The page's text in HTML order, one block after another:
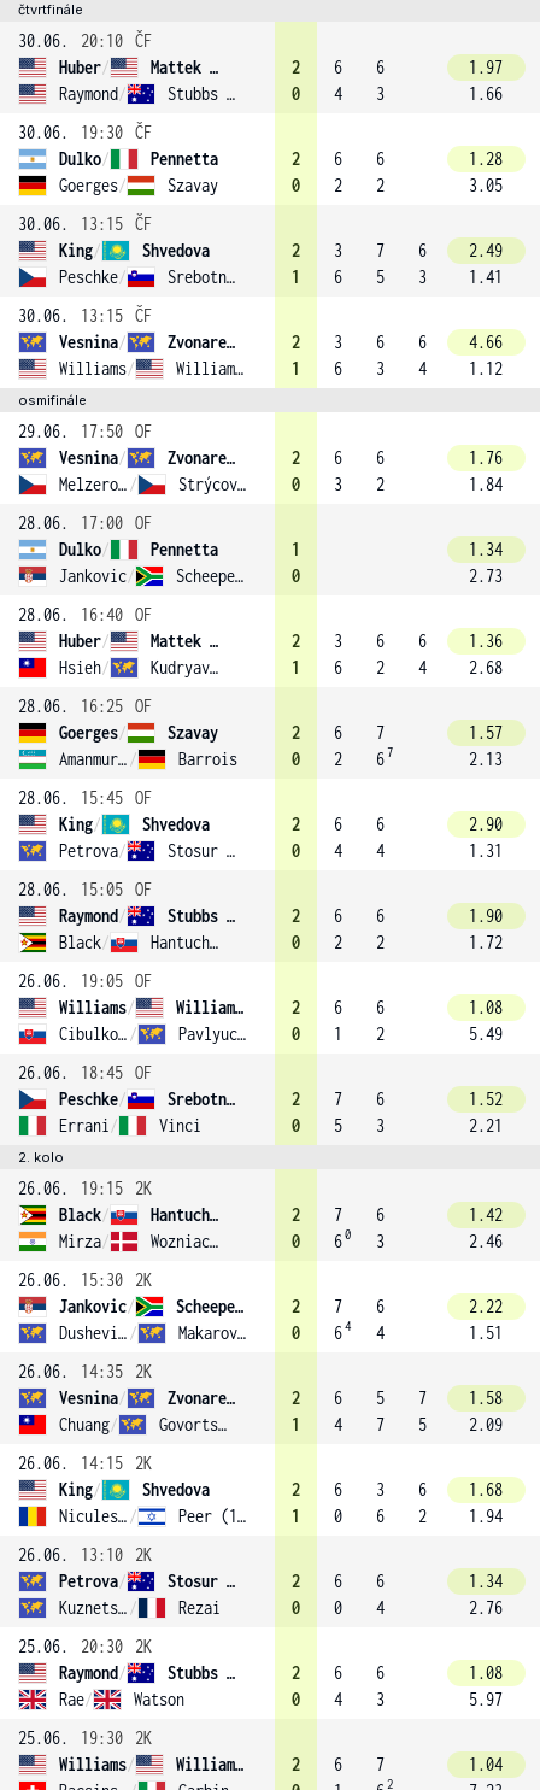
čtvrtfinále
30.06. 20:10 ČF
Huber/
Mattek (5)
Raymond/ Stubbs (7)
2
0
6
4
6
3
1.97
1.66
30.06.
19:30 ČF
Dulko/
Pennetta
Goerges/ Szavay
2
0
6
2
6
2
1.28
3.05
30.06.
13:15 ČF
King/
Shvedova
Peschke/ Srebotnik (6)
2
1
3
6
7
5
6
3
2.49
1.41
30.06.
13:15 ČF
Vesnina/
Zvonareva
Williams/ Williams (1)
2
1
3
6
6
3
6
4
4.66
1.12
osmifinále
29.06. 17:50 OF
Vesnina/
Zvonareva
Melzerová / Strýcová (12)
2
0
6
3
6
2
1.76
1.84
28.06.
17:00 OF
Dulko/
Pennetta
Jankovic/ Scheepers
1
0
1.34
2.73
28.06.
16:40 OF
Huber/
Mattek (5)
Hsieh/ Kudryavtseva (16)
2
1
3
6
6
2
6
4
1.36
2.68
28.06.
16:25 OF
Goerges/
Szavay
Amanmuradova / Barrois
2
0
6
2
7
67
1.57
2.13
28.06.
15:45 OF
King/
Shvedova
Petrova/ Stosur (3)
2
0
6
4
6
4
2.90
1.31
28.06.
15:05 OF
Raymond/
Stubbs (7)
Black/ Hantuchová (11)
2
0
6
2
6
2
1.90
1.72
26.06.
19:05 OF
Williams/
Williams (1)
Cibulková / Pavlyuchenkova
2
0
6
1
6
2
1.08
5.49
26.06.
18:45 OF
Peschke/
Srebotnik (6)
Errani / Vinci
2
0
7
5
6
3
1.52
2.21
2. kolo
26.06. 19:15
2K
Black/
Hantuchová (11)
Mirza/ Wozniacki
2
0
7
60
6
3
1.42
2.46
26.06.
15:30
2K
Jankovic/
Scheepers
Dushevina / Makarova (13)
2
0
7
64
6
4
2.22
1.51
26.06.
14:35
2K
Vesnina/
Zvonareva
Chuang/ Govortsova (17)
2
1
6
4
5
7
7
5
1.58
2.09
26.06.
14:15
2K
King/
Shvedova
Niculescu / Peer (14)
2
1
6
0
3
6
6
2
1.68
1.94
26.06.
13:10
2K
Petrova/
Stosur (3)
Kuznetsova / Rezai
2
0
6
0
6
4
1.34
2.76
25.06.
20:30
2K
Raymond/
Stubbs (7)
Rae/ Watson
2
0
6
4
6
3
1.08
5.97
25.06.
19:30
2K
Williams/
Williams (1)
2
6
7
2
1.04